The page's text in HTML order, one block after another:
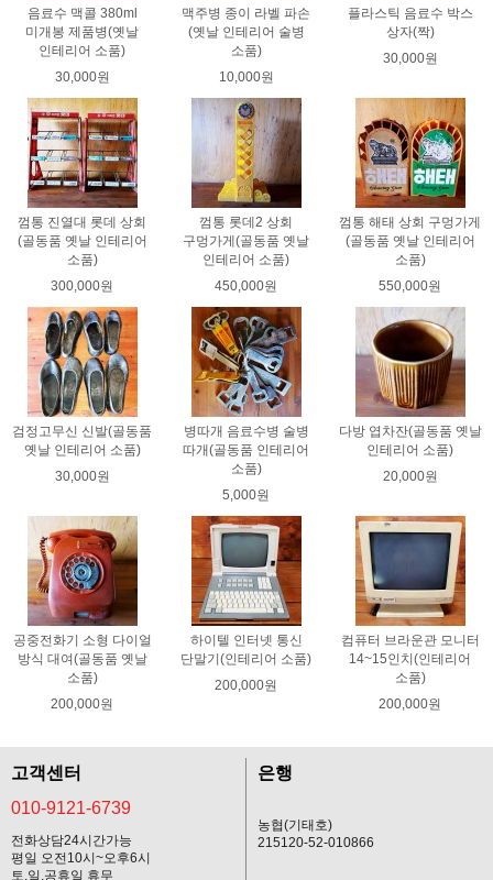
음료수 맥콜 380ml
미개봉 제품병(옛날
인테리어 소품)
30,000원
맥주병 종이 라벨 파손
(옛날 인테리어 술병
소품)
10,000원
플라스틱 음료수 박스
상자(짝)
30,000원
껌통 진열대 롯데 상회
(골동품 옛날 인테리어
소품)
300,000원
껌통 롯데2 상회
구멍가게(골동품 옛날
인테리어 소품)
450,000원
껌통 해태 상회 구멍가게
(골동품 옛날 인테리어
소품)
550,000원
검정고무신 신발(골동품
옛날 인테리어 소품)
30,000원
병따개 음료수병 술병
따개(골동품 인테리어
소품)
5,000원
다방 엽차잔(골동품 옛날
인테리어 소품)
20,000원
공중전화기 소형 다이얼
방식 대여(골동품 옛날
소품)
200,000원
하이텔 인터넷 통신
단말기(인테리어 소품)
200,000원
컴퓨터 브라운관 모니터
14~15인치(인테리어
소품)
200,000원
고객센터
010-9121-6739
전화상담24시간가능
평일 오전10시~오후6시
토,일,공휴일 휴무
은행
농협(기태호)
215120-52-010866